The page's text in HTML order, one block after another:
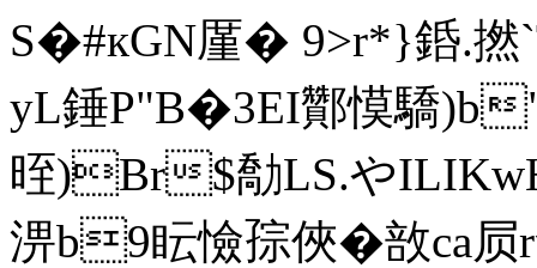
S�#кGN厪� 9>r*}銽.
yL錘P"B�3EI酇慔驕
晊)Br$勪LS.や
淠b9眃憸孮俠�敨ca